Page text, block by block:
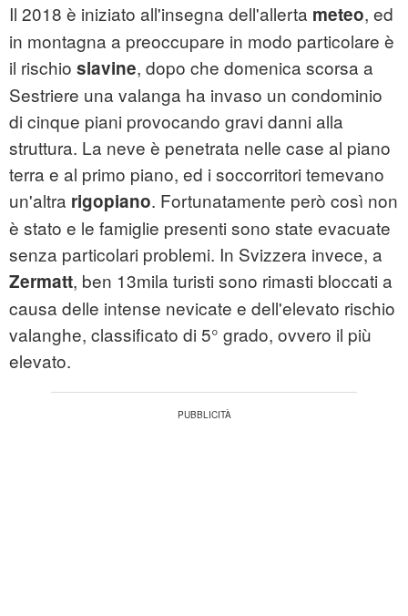
Il 2018 è iniziato all'insegna dell'allerta meteo, ed
in montagna a preoccupare in modo particolare è
il rischio slavine, dopo che domenica scorsa a
Sestriere una valanga ha invaso un condominio
di cinque piani provocando gravi danni alla
struttura. La neve è penetrata nelle case al piano
terra e al primo piano, ed i soccorritori temevano
un'altra rigopiano. Fortunatamente però così non
è stato e le famiglie presenti sono state evacuate
senza particolari problemi. In Svizzera invece, a
Zermatt, ben 13mila turisti sono rimasti bloccati a
causa delle intense nevicate e dell'elevato rischio
valanghe, classificato di 5° grado, ovvero il più
elevato.